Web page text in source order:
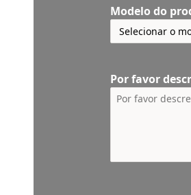
Modelo do
Por favor